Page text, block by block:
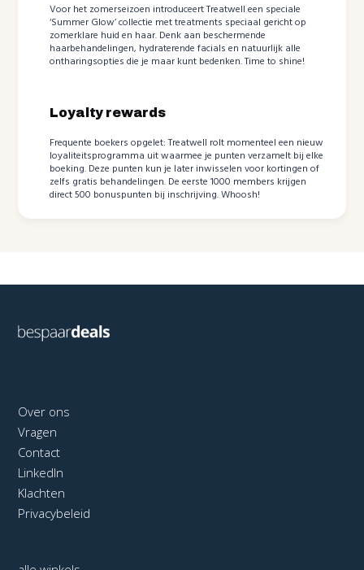
Voor het zomerseizoen introduceert Treatwell een speciale
‘Summer Glow’ collectie met treatments speciaal gericht op
zomerklare huid en haar. Denk aan beschermende
haarbehandelingen, hydraterende facials en natuurlijk alle
ontharingsopties die je maar kunt bedenken. Time to shine!
Loyalty rewards
Frequente boekers opgelet: Treatwell rolt momenteel een nieuw
loyaliteitsprogramma uit waarmee je punten verzamelt bij elke
boeking. Deze punten kun je later inwisselen voor kortingen of
zelfs gratis behandelingen. De eerste 1000 members krijgen
direct 500 bonuspunten bij inschrijving. Whoosh!
Over ons
Vragen
Contact
LinkedIn
Klachten
Privacybeleid